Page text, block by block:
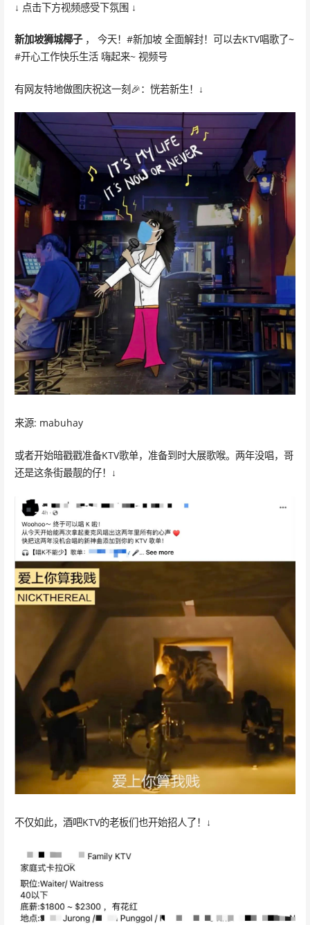
↓ 点击下方视频感受下氛围 ↓
新加坡狮城椰子， 今天！#新加坡 全面解封！可以去KTV唱歌了~
#开心工作快乐生活 嗨起来~ 视频号
有网友特地做图庆祝这一刻🎉：恍若新生！↓
来源: mabuhay
或者开始暗戳戳准备KTV歌单，准备到时大展歌喉。两年没唱，哥
还是这条街最靓的仔！↓
不仅如此，酒吧KTV的老板们也开始招人了！↓